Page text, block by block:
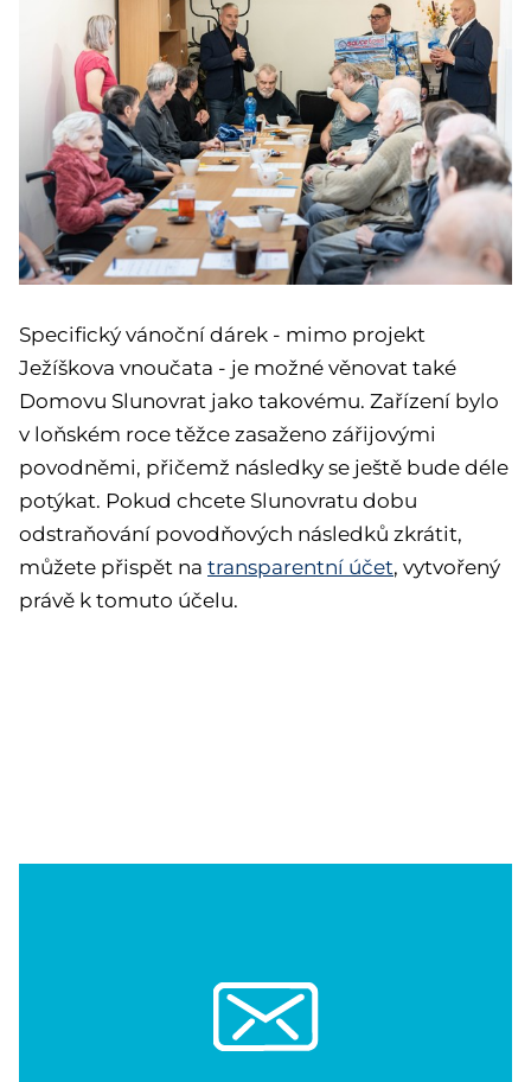
Specifický vánoční dárek - mimo projekt
Ježíškova vnoučata - je možné věnovat také
Domovu Slunovrat jako takovému. Zařízení bylo
v loňském roce těžce zasaženo zářijovými
povodněmi, přičemž následky se ještě bude déle
potýkat. Pokud chcete Slunovratu dobu
odstraňování povodňových následků zkrátit,
můžete přispět na transparentní účet, vytvořený
právě k tomuto účelu.